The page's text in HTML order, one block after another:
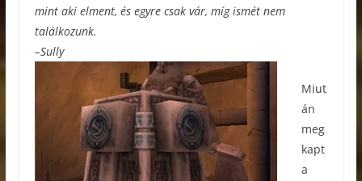
mint aki elment, és egyre csak vár, míg ismét nem
találkozunk.
–Sully
Miut
án
meg
kapt
a